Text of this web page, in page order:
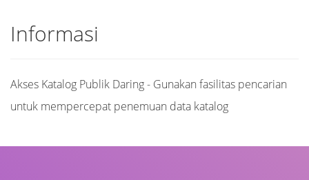
Informasi
Akses Katalog Publik Daring - Gunakan fasilitas pencarian
untuk mempercepat penemuan data katalog